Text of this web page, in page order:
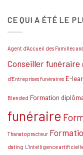
Comment
se
national
thanatopraxie
Conseils
CE QUI A ÉTÉ LE
Agent d'Accueil des Familles
Conseiller funéraire
d'Entreprises funéraires E-
Blended Formation
funéraire
Thanatopracteur
dating L'intelligence